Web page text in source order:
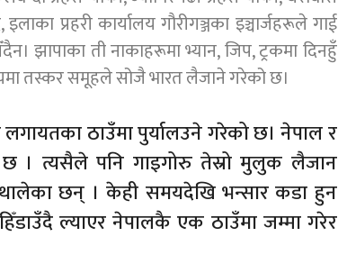
प्रहरी कार्यालय गौरीगञ्जका इञ्चार्जहरूले गाई
झापाका ती नाकाहरूमा भ्यान, जिप, ट्रकमा दिनहुँ
तस्कर समूहले सोजै भारत लैजाने गरेको छ।
ठाउँमा पुर्यालउने गरेको छ। नेपाल र
। त्यसैले पनि गाइगोरु तेस्रो मुलुक लैजान
थालेका छन् । केही समयदेखि भन्सार कडा हुन
ल्याएर नेपालकै एक ठाउँमा जम्मा गरेर